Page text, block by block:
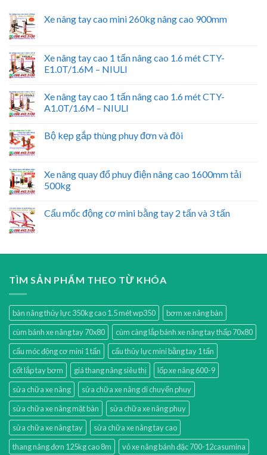
Xe nâng tay cao mini 260kg nâng cao 900mm
Xe nâng tay cao 1 tấn nâng cao 1.6 mét CTY-
E1.0T/1.6M – NIULI
Xe nâng tay cao 1 tấn nâng cao 1.6 mét CTY-
A1.0T/1.6M – NIULI
Bộ kẹp gắp thùng phuy đơn và đôi
Xe nâng quay đổ phuy điện nâng cao 1600mm tải
500kg
Cẩu mốc động cơ mini bằng tay 2 tấn và 3 tấn
TÌM SẢN PHẨM THEO TỪ KHÓA
bàn nâng thủy lực 350kg cao 1.5 mét wp350
bơm xe nâng bàn
cùm bánh xe nâng tay 70x80
cùm càng lắp bánh xe nâng tay thấp 70x80
cẩu móc động cơ mini 1 tấn
cẩu thủy lực mini bằng tay 1 tấn
cốt lắp tay bơm
giá thang nâng siêu thị
lốp xe nâng 600-9
sửa chữa xe nâng
sửa chữa xe nâng di chuyển phuy
sửa chữa xe nâng mặt bàn
sửa chữa xe nâng phuy
sửa chữa xe nâng tay
sửa chữa xe nâng tay cao
thang nâng đơn 125kg cao 8m
vỏ xe nâng bánh đặc 700-12casumina